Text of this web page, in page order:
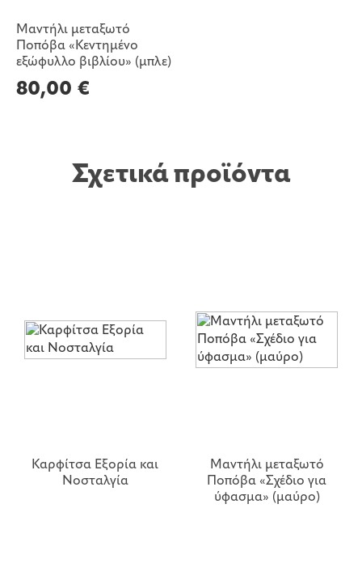
Μαντήλι μεταξωτό
Ποπόβα «Κεντημένο
εξώφυλλο βιβλίου» (μπλε)
80,00 €
Σχετικά προϊόντα
Καρφίτσα Εξορία και
Νοσταλγία
Μαντήλι μεταξωτό
Ποπόβα «Σχέδιο για
ύφασμα» (μαύρο)